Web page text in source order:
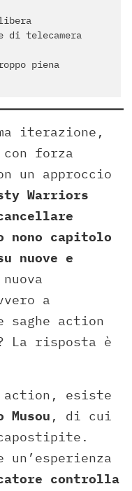
telecamera
piena
iterazione,
forza
un approccio
Warriors
nono capitolo
nuove e
a
action
La risposta è
action, esiste
, di cui
un’esperienza
controlla